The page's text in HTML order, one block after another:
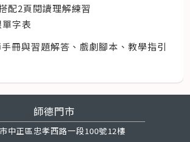
配2頁閱讀理解練習
字表
冊與習題解答、戲劇腳本、教學指引
師德門市
中正區忠孝西路一段100號12樓